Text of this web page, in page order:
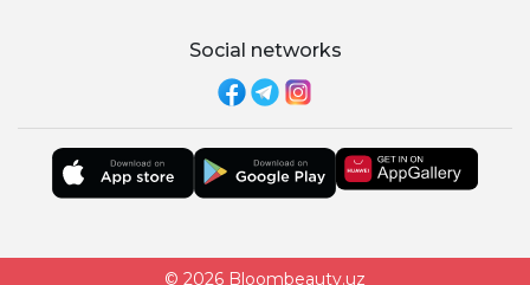
Social networks
© 2026 Bloombeauty.uz